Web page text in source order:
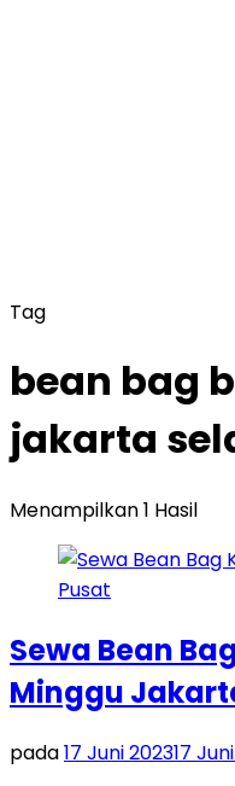
Tag
bean bag
jakarta
Menampilkan 1 Hasil
Sewa Bean
Minggu
pada17 Juni 202317